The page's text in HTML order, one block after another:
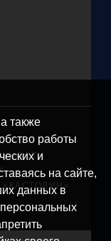
также
работы
и
на сайте,
данных в